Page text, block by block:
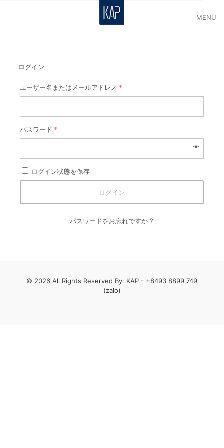
MENU
ログイン
ユーザー名またはメールアドレス *
パスワード *
ログイン状態を保存
ログイン
パスワードをお忘れですか ?
© 2026 All Rights Reserved By. KAP - +8493 8899 749
(zalo)